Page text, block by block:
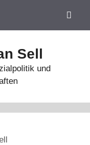
Sell
und